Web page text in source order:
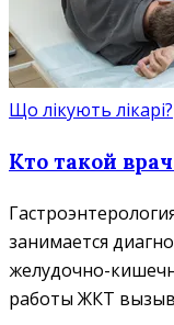
Що лікують лікарі?
Кто такой
занимается
желудочно-
работы ЖКТ